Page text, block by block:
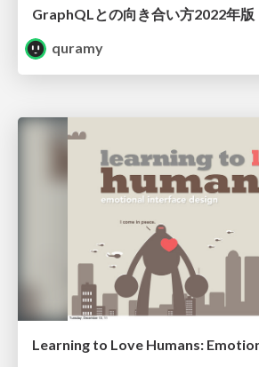
GraphQLとの向き合い方2022年版
quramy